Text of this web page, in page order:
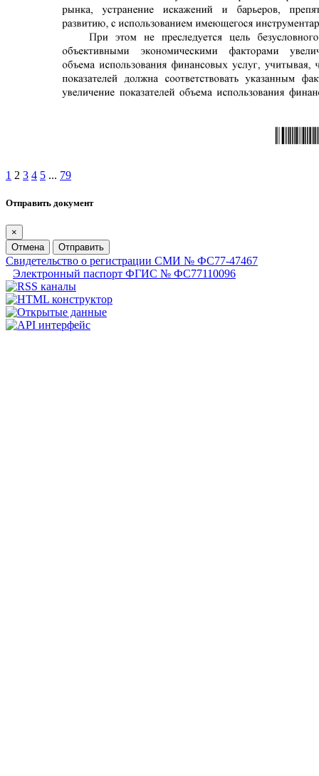
1 2 3 4 5 ... 79
Отправить документ
×
Отмена
Отправить
Свидетельство о регистрации СМИ № ФС77-47467
Электронный паспорт ФГИС № ФС77110096